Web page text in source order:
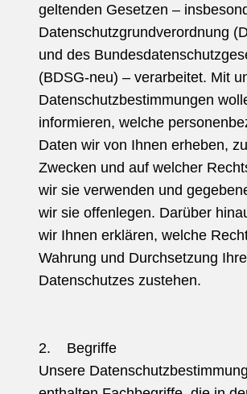
geltenden Gesetzen –
Datenschutzgrundverordnung
und des
(BDSG-neu) – verarbeitet. Mit
Datenschutzbestimmungen
informieren, welche
Daten wir von Ihnen erheben,
Zwecken und auf welcher
wir sie verwenden und
wir sie offenlegen. Darüber
wir Ihnen erklären, welche
Wahrung und Durchsetzung
Datenschutzes zustehen.
2. Begriffe
Unsere